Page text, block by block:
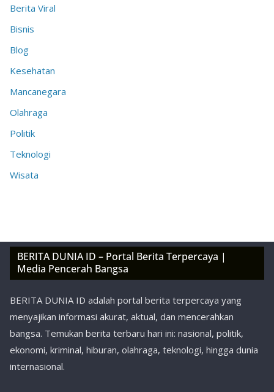
Berita Viral
Bisnis
Blog
Kesehatan
Mancanegara
Olahraga
Politik
Teknologi
Wisata
BERITA DUNIA ID – Portal Berita Terpercaya |
Media Pencerah Bangsa
BERITA DUNIA ID adalah portal berita terpercaya yang
menyajikan informasi akurat, aktual, dan mencerahkan
bangsa. Temukan berita terbaru hari ini: nasional, politik,
ekonomi, kriminal, hiburan, olahraga, teknologi, hingga dunia
internasional.